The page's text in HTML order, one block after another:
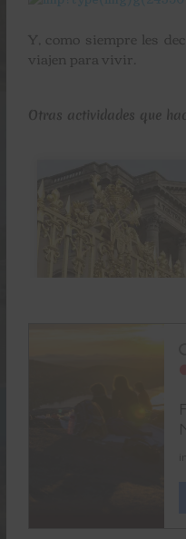
Y, como siempre les
viajen para vivir.
Otras actividades que